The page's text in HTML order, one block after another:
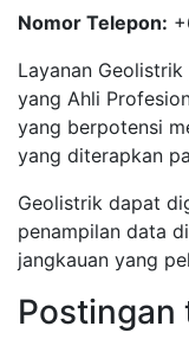
Nomor Telepon:
Layanan
yang Ahli
yang berpotensi
yang diterapkan
Geolistrik dapat
penampilan data
jangkauan yang
Postingan